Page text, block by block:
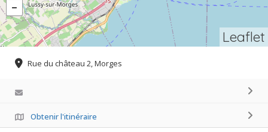
Leaflet
Rue du château 2, Morges
Obtenir l'itinéraire